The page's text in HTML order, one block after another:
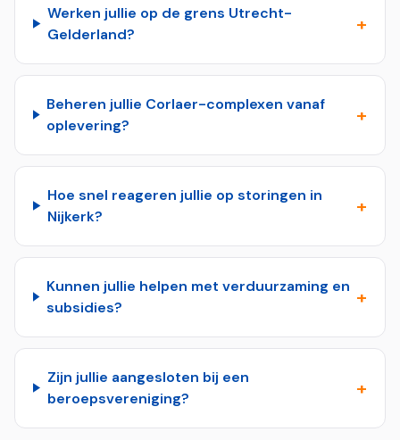
Werken jullie op de grens Utrecht-
Gelderland?
+
Beheren jullie Corlaer-complexen vanaf
oplevering?
+
Hoe snel reageren jullie op storingen in
Nijkerk?
+
Kunnen jullie helpen met verduurzaming en
subsidies?
+
Zijn jullie aangesloten bij een
beroepsvereniging?
+